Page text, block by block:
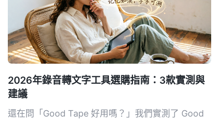
2026年錄音轉文字工具選購指南：3款實測與
建議
還在問「Good Tape 好用嗎？」我們實測了 Good